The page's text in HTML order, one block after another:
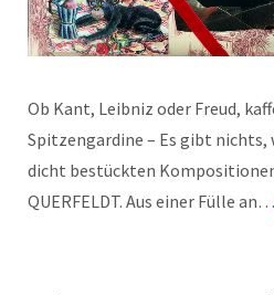
Ob Kant, Leibniz oder Freud,
Spitzengardine – Es gibt nichts,
dicht bestückten
QUERFELDT. Aus einer Fülle an…